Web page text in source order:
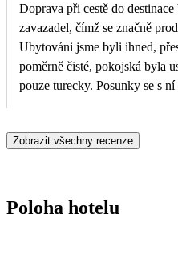
Doprava při cestě do
zavazadel, čímž se značně
Ubytováni jsme byli ihned,
poměrně čisté, pokojská byla
pouze turecky. Posunky se s
vykonávat svoji potřebu pod
skokanský můstek, přestože
Zobrazit všechny recenze
Poloha hotelu